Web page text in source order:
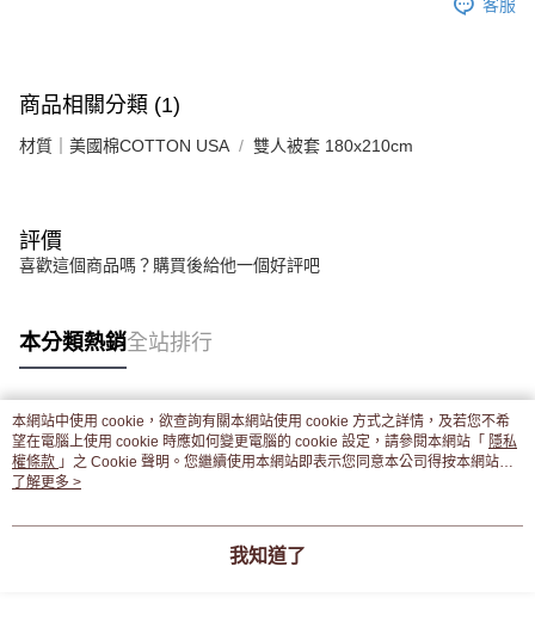
客服
商品相關分類 (1)
材質｜美國棉COTTON USA 雙人被套 180x210cm
評價
喜歡這個商品嗎？購買後給他一個好評吧
本分類熱銷全站排行
熱門標籤
本網站中使用 cookie，欲查詢有關本網站使用 cookie 方式之詳情，及若您不希
望在電腦上使用 cookie 時應如何變更電腦的 cookie 設定，請參閱本網站「 隱私
權條款 」之 Cookie 聲明。您繼續使用本網站即表示您同意本公司得按本網站使
用條款之 Cookie 聲明使用 cookie。
了解更多 >
我知道了